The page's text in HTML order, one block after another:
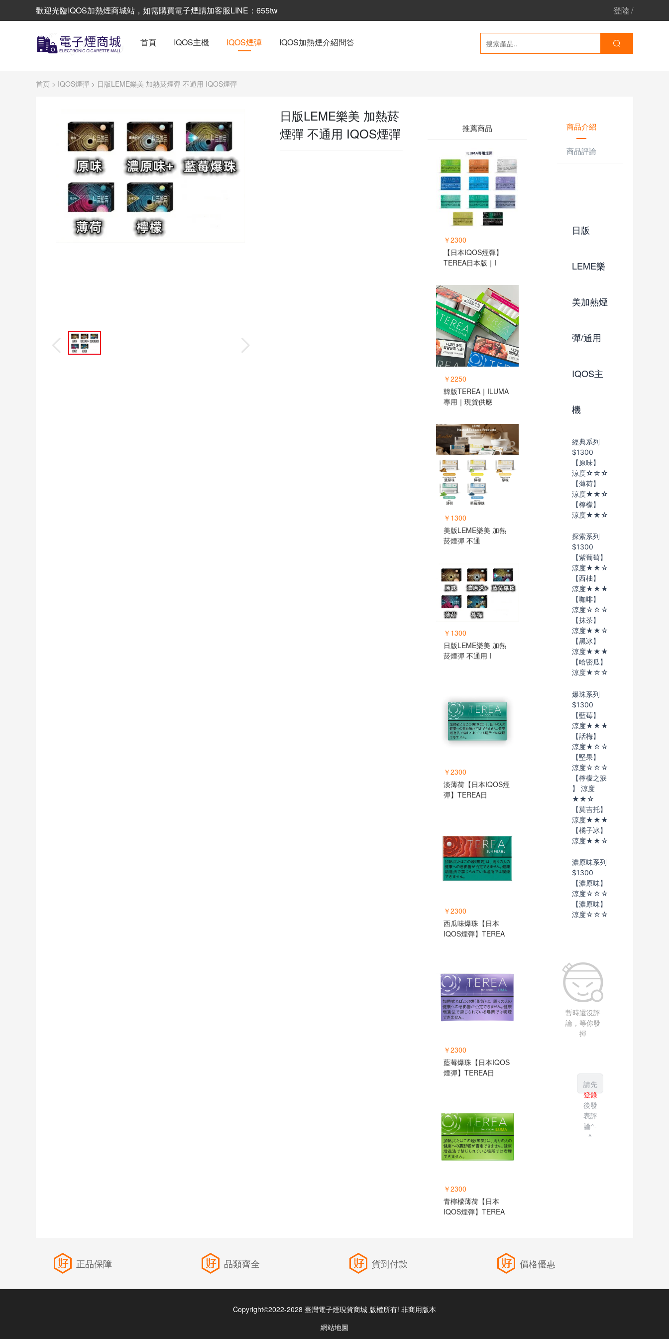
歡迎光臨IQOS加熱煙商城站，如需購買電子煙請加客服LINE：655tw 登陸 /
首頁 IQOS主機 IQOS煙彈 IQOS加熱煙介紹問答
首页 > IQOS煙彈 > 日版LEME樂美 加熱菸煙彈 不通用 IQOS煙彈
日版LEME樂美 加熱菸
煙彈 不通用 IQOS煙彈
推薦商品
￥2300
【日本IQOS煙彈】
TEREA日本版｜I
￥2250
韓版TEREA｜ILUMA
專用｜現貨供應
￥1300
美版LEME樂美 加熱
菸煙彈 不通
￥1300
日版LEME樂美 加熱
菸煙彈 不通用 I
￥2300
淡薄荷【日本IQOS煙
彈】TEREA日
￥2300
西瓜味爆珠【日本
IQOS煙彈】TEREA
￥2300
藍莓爆珠【日本IQOS
煙彈】TEREA日
￥2300
青檸檬薄荷【日本
IQOS煙彈】TEREA
商品介紹
商品評論
日版
LEME樂
美加熱煙
彈/通用
IQOS主
機
經典系列
$1300
【原味】
涼度☆☆☆
【薄荷】
涼度★★☆
【檸檬】
涼度★★☆
探索系列
$1300
【紫葡萄】
涼度★★☆
【西柚】
涼度★★★
【咖啡】
涼度☆☆☆
【抹茶】
涼度★★☆
【黑冰】
涼度★★★
【哈密瓜】
涼度★☆☆
爆珠系列
$1300
【藍莓】
涼度★★★
【話梅】
涼度★☆☆
【堅果】
涼度☆☆☆
【檸檬之淚
】 涼度
★★☆
【莫吉托】
涼度★★★
【橘子冰】
涼度★★☆
濃原味系列
$1300
【濃原味】
涼度☆☆☆
【濃原味】
涼度☆☆☆
暫時還沒評
論，等你發
揮
請先
登錄
後發
表評
論^-
^
正品保障 品類齊全 貨到付款 價格優惠
Copyright©2022-2028 臺灣電子煙現貨商城 版權所有! 非商用版本
網站地圖